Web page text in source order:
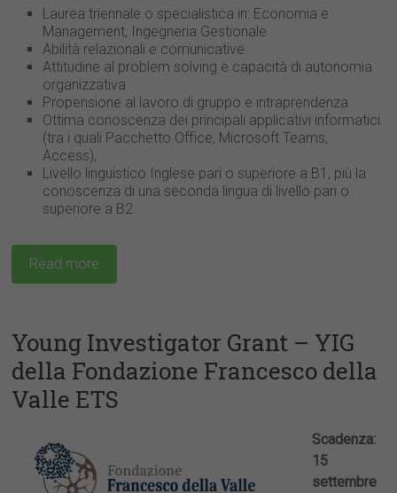
Laurea triennale o specialistica in: Economia e
Management, Ingegneria Gestionale
Abilità relazionali e comunicative
Attitudine al problem solving e capacità di autonomia
organizzativa
Propensione al lavoro di gruppo e intraprendenza
Ottima conoscenza dei principali applicativi informatici
(tra i quali Pacchetto Office, Microsoft Teams,
Access),
Livello linguistico Inglese pari o superiore a B1, più la
conoscenza di una seconda lingua di livello pari o
superiore a B2.
Read more
Young Investigator Grant – YIG
della Fondazione Francesco della
Valle ETS
Scadenza:
15
settembre